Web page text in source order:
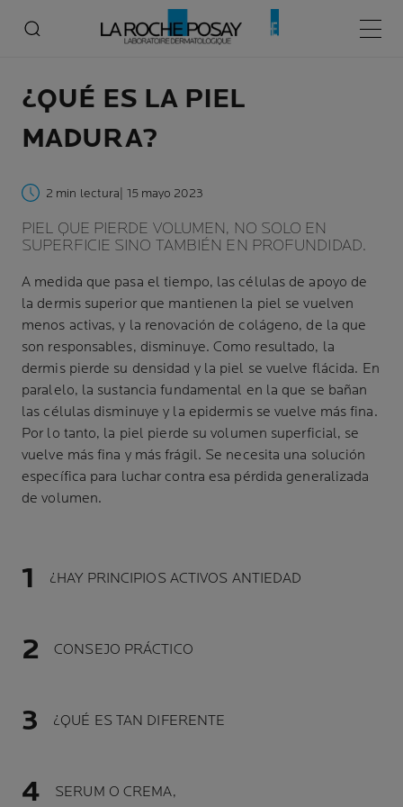
Menú
¿QUÉ ES LA PIEL
MADURA?
2 min lectura | 15 mayo 2023
PIEL QUE PIERDE VOLUMEN, NO SOLO EN
SUPERFICIE SINO TAMBIÉN EN PROFUNDIDAD.
A medida que pasa el tiempo, las células de apoyo de
la dermis superior que mantienen la piel se vuelven
menos activas, y la renovación de colágeno, de la que
son responsables, disminuye. Como resultado, la
dermis pierde su densidad y la piel se vuelve flácida. En
paralelo, la sustancia fundamental en la que se bañan
las células disminuye y la epidermis se vuelve más fina.
Por lo tanto, la piel pierde su volumen superficial, se
vuelve más fina y más frágil. Se necesita una solución
específica para luchar contra esa pérdida generalizada
de volumen.
¿HAY PRINCIPIOS ACTIVOS ANTIEDAD
CONSEJO PRÁCTICO
¿QUÉ ES TAN DIFERENTE
SERUM O CREMA,